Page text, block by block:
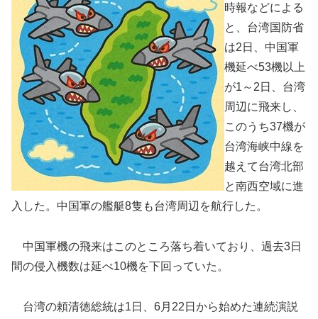
時報などによる
と、台湾国防省
は2日、中国軍
機延べ53機以上
が1～2日、台湾
周辺に飛来し、
このうち37機が
台湾海峡中線を
越えて台湾北部
と南西空域に進
入した。中国軍の艦艇8隻も台湾周辺を航行した。
中国軍機の飛来はこのところ落ち着いており、過去3日
間の侵入機数は延べ10機を下回っていた。
台湾の頼清徳総統は1日、6月22日から始めた連続演説